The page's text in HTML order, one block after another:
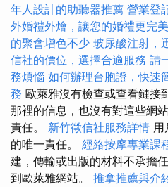
年人設計的助聽器推薦 營業登
外婚禮外燴，讓您的婚禮更完美
的聚會增色不少 玻尿酸注射，
信社的價位，選擇合適服務 請
務煩惱 如何辦理台胞證，快速
務 歐萊雅沒有檢查或查看鏈接
那裡的信息，也沒有對這些網
責任。 新竹徵信社服務詳情 用
的唯一責任。 經絡按摩專業課
建，傳輸或出版的材料不承擔
到歐萊雅網站。 推拿推薦與介